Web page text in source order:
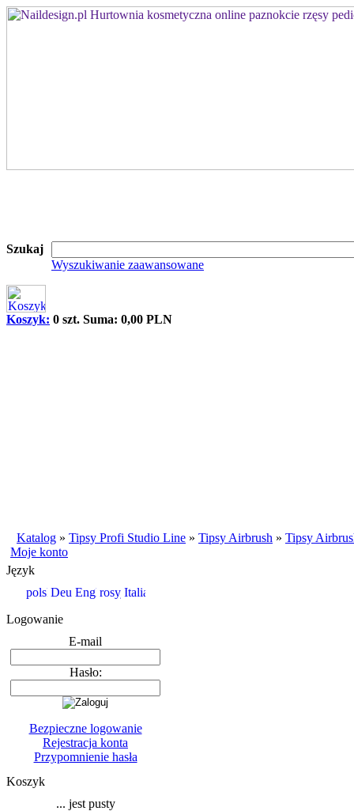
Szukaj
Wyszukiwanie zaawansowane
Koszyk: 0 szt. Suma: 0,00 PLN
Katalog » Tipsy Profi Studio Line » Tipsy Airbrush » Tipsy
Moje konto
Język
Logowanie
E-mail
Hasło:
Bezpieczne logowanie
Rejestracja konta
Przypomnienie hasła
Koszyk
... jest pusty